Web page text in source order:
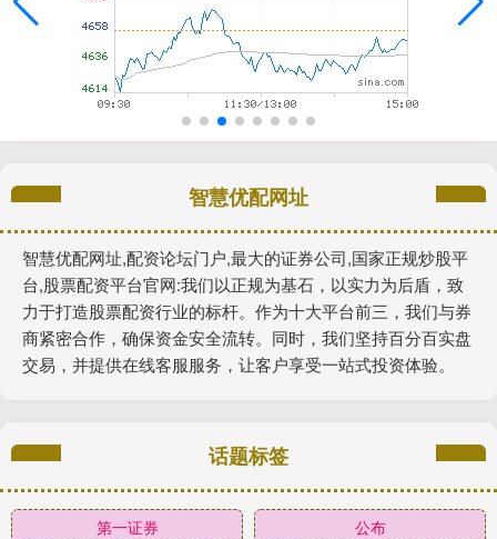
智慧优配网址
智慧优配网址,配资论坛门户,最大的证券公司,国家正规炒股平
台,股票配资平台官网:我们以正规为基石，以实力为后盾，致
力于打造股票配资行业的标杆。作为十大平台前三，我们与券
商紧密合作，确保资金安全流转。同时，我们坚持百分百实盘
交易，并提供在线客服服务，让客户享受一站式投资体验。
话题标签
第一证券 公布